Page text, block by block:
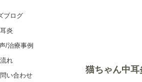
猫ちゃん中